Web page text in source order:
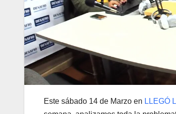
Este sábado 14 de Marzo en LLEGÓ